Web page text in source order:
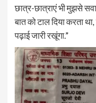
छात्र-छात्राएं भी मुझसे
बात को टाल दिया करता
पढ़ाई जारी रखूंगा.”